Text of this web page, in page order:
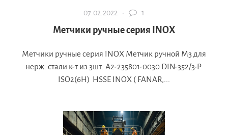
07.02.2022 · 1
Метчики ручные серия INOX
Метчики ручные серия INOX Метчик ручной М3 для
нерж. стали к-т из 3шт. А2-235801-0030 DIN-352/3-P
ISO2(6H) HSSE INOX ( FANAR,...